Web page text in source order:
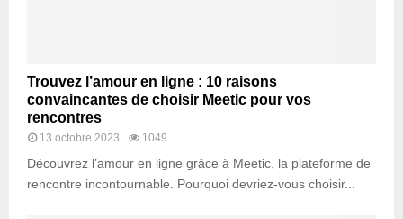
Trouvez l’amour en ligne : 10 raisons
convaincantes de choisir Meetic pour vos
rencontres
13 octobre 2023 1049
Découvrez l’amour en ligne grâce à Meetic, la plateforme de
rencontre incontournable. Pourquoi devriez-vous choisir...